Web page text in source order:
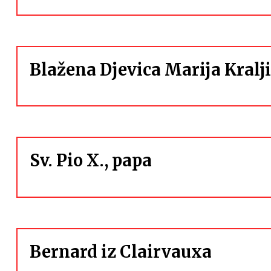
Blažena Djevica Marija
Sv. Pio X., papa
Bernard iz Clairvauxa